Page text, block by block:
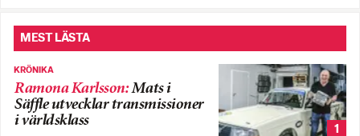
MEST LÄSTA
KRÖNIKA
Ramona Karlsson:Mats i
Säffle utvecklar transmissioner
i världsklass
1